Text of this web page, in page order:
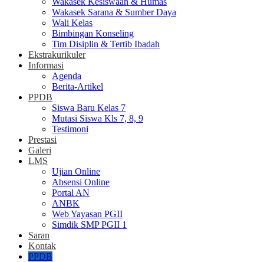
Wakasek Sarana & Sumber Daya
Wali Kelas
Bimbingan Konseling
Tim Disiplin & Tertib Ibadah
Ekstrakurikuler
Informasi
Agenda
Berita-Artikel
PPDB
Siswa Baru Kelas 7
Mutasi Siswa Kls 7, 8, 9
Testimoni
Prestasi
Galeri
LMS
Ujian Online
Absensi Online
Portal AN
ANBK
Web Yayasan PGII
Simdik SMP PGII 1
Saran
Kontak
PPDB